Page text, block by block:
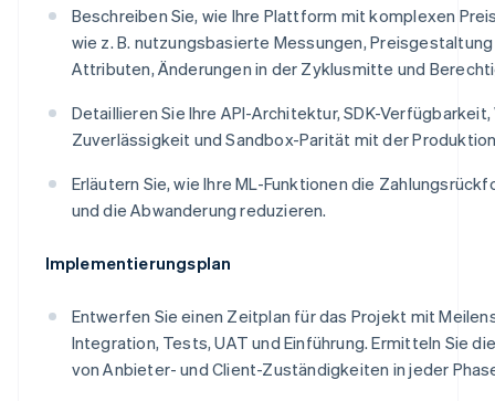
Beschreiben Sie, wie Ihre Plattform mit komplexen
wie z. B. nutzungsbasierte Messungen,
Attributen, Änderungen in der Zyklusmitte und
Detaillieren Sie Ihre API-Architektur, SDK-
Zuverlässigkeit und Sandbox-Parität mit der
Erläutern Sie, wie Ihre ML-Funktionen die
und die Abwanderung reduzieren.
Implementierungsplan
Entwerfen Sie einen Zeitplan für das Projekt mit
Integration, Tests, UAT und Einführung. Ermitteln Sie
von Anbieter- und Client-Zuständigkeiten in jeder